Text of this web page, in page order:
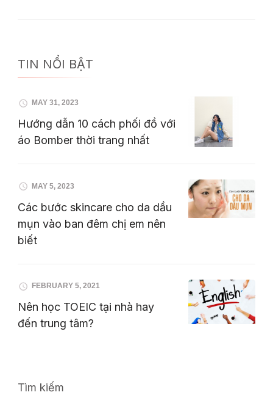
TIN NỔI BẬT
MAY 31, 2023
Hướng dẫn 10 cách phối đồ với
áo Bomber thời trang nhất
MAY 5, 2023
Các bước skincare cho da dầu
mụn vào ban đêm chị em nên
biết
FEBRUARY 5, 2021
Nên học TOEIC tại nhà hay
đến trung tâm?
Tìm kiếm